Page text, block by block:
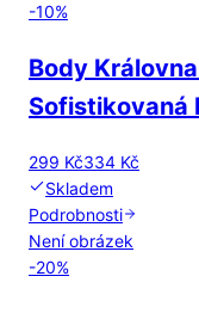
-10%
Body
Sofistikovaná
299 Kč334 Kč
Skladem
Podrobnosti
Není obrázek
-20%